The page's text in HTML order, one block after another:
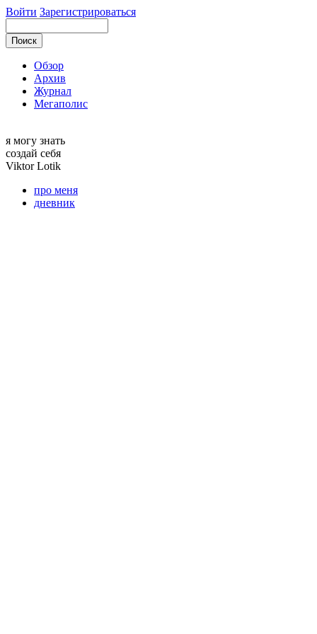
Войти Зарегистрироваться
Обзор
Архив
Журнал
Мегаполис
я могу знать
создай себя
ViktorLotik
про меня
дневник